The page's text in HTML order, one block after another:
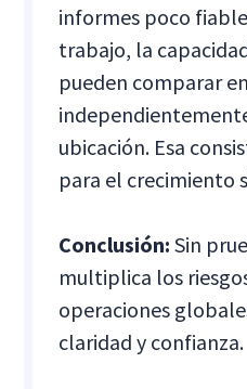
informes poco
trabajo, la
pueden comparar
ubicación. Esa
para el crecimiento
Conclusión: Sin
multiplica los
operaciones
claridad y confianza.